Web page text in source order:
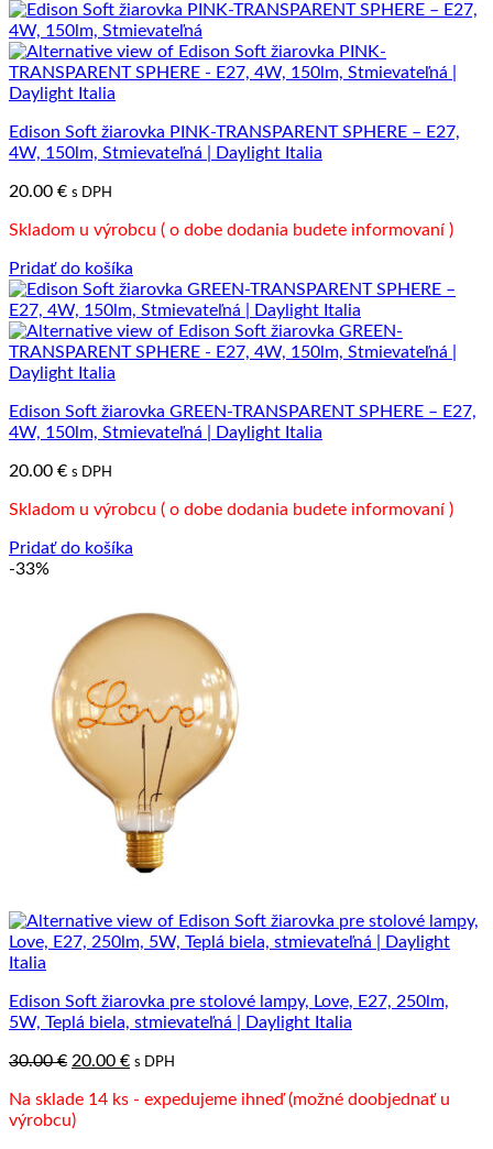
Edison Soft žiarovka PINK-TRANSPARENT SPHERE – E27,
4W, 150lm, Stmievateľná | Daylight Italia
20.00 € s DPH
Skladom u výrobcu ( o dobe dodania budete informovaní )
Pridať do košíka
Edison Soft žiarovka GREEN-TRANSPARENT SPHERE – E27,
4W, 150lm, Stmievateľná | Daylight Italia
20.00 € s DPH
Skladom u výrobcu ( o dobe dodania budete informovaní )
Pridať do košíka
-33%
Edison Soft žiarovka pre stolové lampy, Love, E27, 250lm,
5W, Teplá biela, stmievateľná | Daylight Italia
30.00€ Pôvodná
bola:
30.00 €.
20.00 €Aktuálna
je:
s DPH
Na sklade 14 ks - expedujeme ihneď (možné doobjednať u
výrobcu)